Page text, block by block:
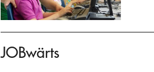
JOBwärts